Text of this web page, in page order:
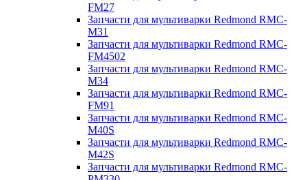
FM27
Запчасти для мультиварки Redmond RMC-
M31
Запчасти для мультиварки Redmond RMC-
FM4502
Запчасти для мультиварки Redmond RMC-
M34
Запчасти для мультиварки Redmond RMC-
FM91
Запчасти для мультиварки Redmond RMC-
M40S
Запчасти для мультиварки Redmond RMC-
M42S
Запчасти для мультиварки Redmond RMC-